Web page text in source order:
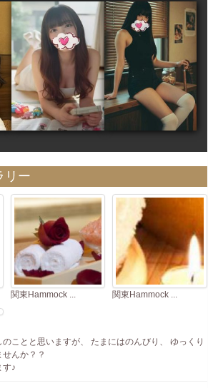
リー
関東Hammock ... 関東Hammock ...
ことと思いますが、 たまにはのんびり、 ゆっくり
んか？？
す♪